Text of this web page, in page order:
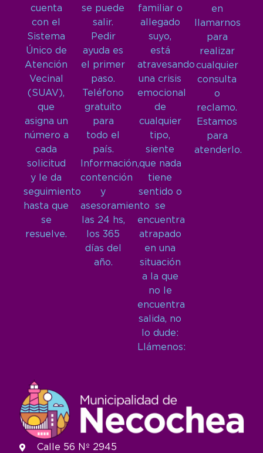
cuenta
con el
Sistema
Único de
Atención
Vecinal
(SUAV),
que
asigna un
número a
cada
solicitud
y le da
seguimiento
hasta que
se
resuelve.
se puede
salir.
Pedir
ayuda es
el primer
paso.
Teléfono
gratuito
para
todo el
país.
Información,
contención
y
asesoramiento
las 24 hs,
los 365
días del
año.
familiar o
allegado
suyo,
está
atravesando
una crisis
emocional
de
cualquier
tipo,
siente
que nada
tiene
sentido o
se
encuentra
atrapado
en una
situación
a la que
no le
encuentra
salida, no
lo dude:
Llámenos:
en
llamarnos
para
realizar
cualquier
consulta
o
reclamo.
Estamos
para
atenderlo.
Calle 56 Nº 2945